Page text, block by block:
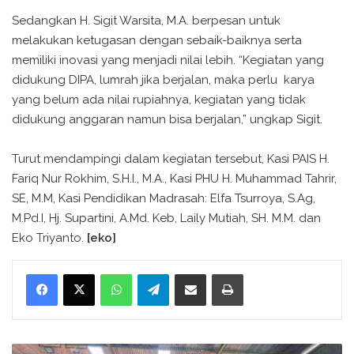
Sedangkan H. Sigit Warsita, M.A. berpesan untuk
melakukan ketugasan dengan sebaik-baiknya serta
memiliki inovasi yang menjadi nilai lebih. “Kegiatan yang
didukung DIPA, lumrah jika berjalan, maka perlu karya
yang belum ada nilai rupiahnya, kegiatan yang tidak
didukung anggaran namun bisa berjalan,” ungkap Sigit.
Turut mendampingi dalam kegiatan tersebut, Kasi PAIS H.
Fariq Nur Rokhim, S.H.I., M.A., Kasi PHU H. Muhammad Tahrir,
SE, M.M, Kasi Pendidikan Madrasah: Elfa Tsurroya, S.Ag,
M.Pd.I, Hj. Supartini, A.Md. Keb, Laily Mutiah, SH. M.M. dan
Eko Triyanto. [eko]
WhatsApp Telegram